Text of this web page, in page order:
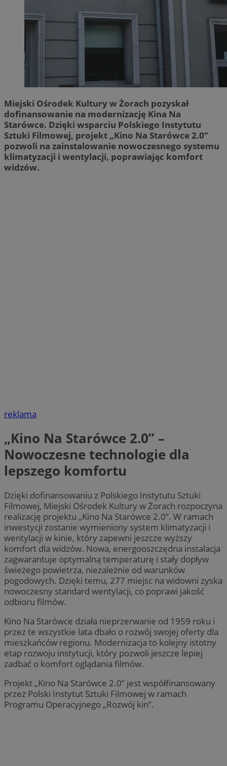
Miejski Ośrodek Kultury w Żorach pozyskał
dofinansowanie na modernizację Kina Na
Starówce. Dzięki wsparciu Polskiego Instytutu
Sztuki Filmowej, projekt „Kino Na Starówce 2.0”
pozwoli na zainstalowanie nowoczesnego systemu
klimatyzacji i wentylacji, poprawiając komfort
widzów.
reklama
„Kino Na Starówce 2.0” –
Nowoczesne technologie dla
lepszego komfortu
Dzięki dofinansowaniu z Polskiego Instytutu Sztuki
Filmowej, Miejski Ośrodek Kultury w Żorach rozpoczyna
realizację projektu „Kino Na Starówce 2.0”. W ramach
inwestycji zostanie wymieniony system klimatyzacji i
wentylacji w kinie, który zapewni jeszcze wyższy
komfort dla widzów. Nowa, energooszczędna instalacja
zagwarantuje optymalną temperaturę i stały dopływ
świeżego powietrza, niezależnie od warunków
pogodowych. Dzięki temu, 277 miejsc na widowni zyska
nowoczesny standard wentylacji, co poprawi jakość
odbioru filmów.
Kino Na Starówce działa nieprzerwanie od 1959 roku i
przez te wszystkie lata dbało o rozwój swojej oferty dla
mieszkańców regionu. Modernizacja to kolejny istotny
etap rozwoju instytucji, który pozwoli jeszcze lepiej
zadbać o komfort oglądania filmów.
Projekt „Kino Na Starówce 2.0” jest współfinansowany
przez Polski Instytut Sztuki Filmowej w ramach
Programu Operacyjnego „Rozwój kin”.